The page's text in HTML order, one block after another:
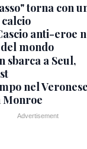
torna con
anti-eroe
mondo
sbarca a Seul,
nel